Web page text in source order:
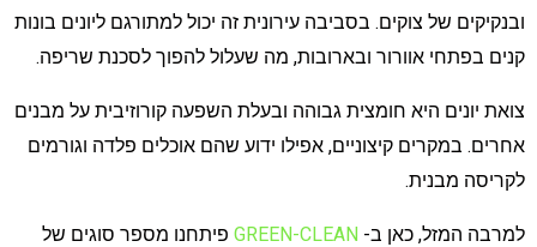
של צוקים. בסביבה עירונית זה יכול למתורגם ליונים בונות
בפתחי אוורור ובארובות, מה שעלול להפוך לסכנת שריפה.
יונים היא חומצית גבוהה ובעלת השפעה קורוזיבית על מבנים
במקרים קיצוניים, אפילו ידוע שהם אוכלים פלדה וגורמים
מבנית.
המזל, כאן ב-GREEN-CLEANפיתחנו מספר סוגים של